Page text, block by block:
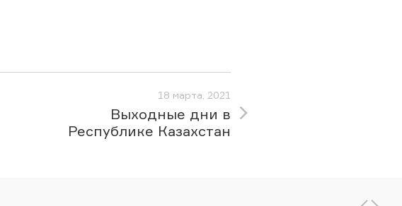
18 марта, 2021
Выходные дни в
Республике Казахстан